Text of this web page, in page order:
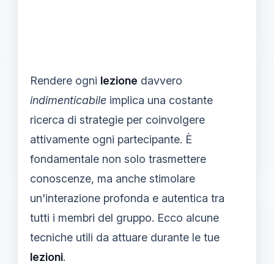
Rendere ogni lezione davvero
indimenticabile implica una costante
ricerca di strategie per coinvolgere
attivamente ogni partecipante. È
fondamentale non solo trasmettere
conoscenze, ma anche stimolare
un'interazione profonda e autentica tra
tutti i membri del gruppo. Ecco alcune
tecniche utili da attuare durante le tue
lezioni.